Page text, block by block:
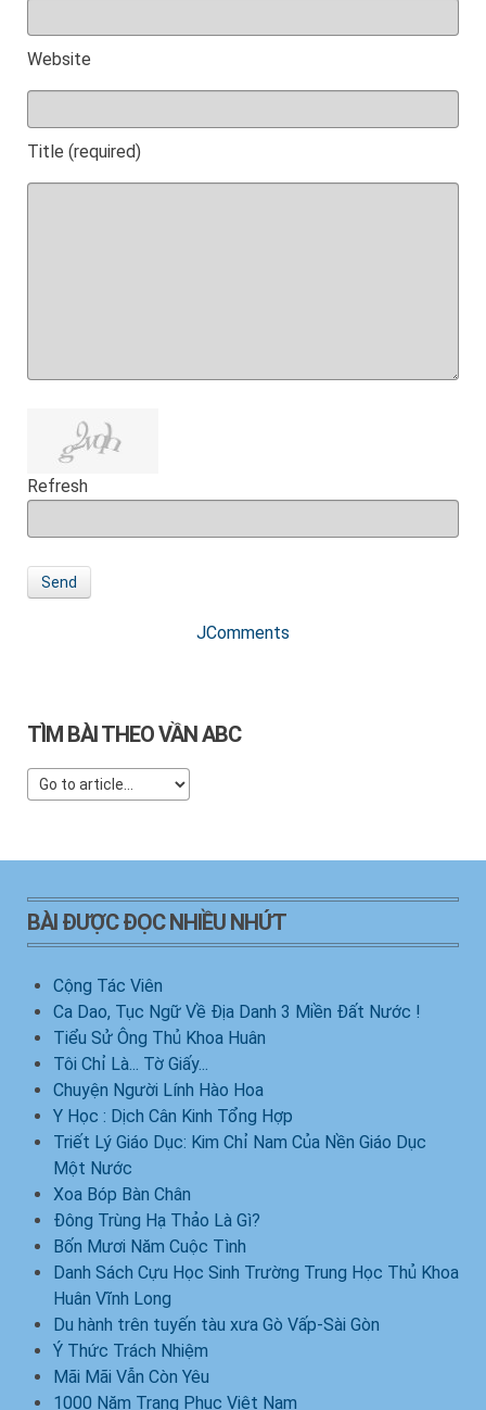
Website
Title (required)
Refresh
Send
JComments
TÌM BÀI THEO VẦN ABC
BÀI ĐƯỢC ĐỌC NHIỀU NHỨT
Cộng Tác Viên
Ca Dao, Tục Ngữ Về Địa Danh 3 Miền Đất Nước !
Tiểu Sử Ông Thủ Khoa Huân
Tôi Chỉ Là... Tờ Giấy...
Chuyện Người Lính Hào Hoa
Y Học : Dịch Cân Kinh Tổng Hợp
Triết Lý Giáo Dục: Kim Chỉ Nam Của Nền Giáo Dục
Một Nước
Xoa Bóp Bàn Chân
Đông Trùng Hạ Thảo Là Gì?
Bốn Mươi Năm Cuộc Tình
Danh Sách Cựu Học Sinh Trường Trung Học Thủ Khoa
Huân Vĩnh Long
Du hành trên tuyến tàu xưa Gò Vấp-Sài Gòn
Ý Thức Trách Nhiệm
Mãi Mãi Vẫn Còn Yêu
1000 Năm Trang Phục Việt Nam